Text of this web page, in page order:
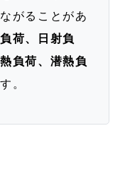
がることがあ
荷、日射負
負荷、潜熱負
。